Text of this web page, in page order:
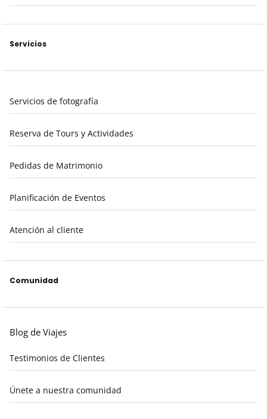
Servicios
Servicios de fotografía
Reserva de Tours y Actividades
Pedidas de Matrimonio
Planificación de Eventos
Atención al cliente
Comunidad
Blog de Viajes
Testimonios de Clientes
Únete a nuestra comunidad